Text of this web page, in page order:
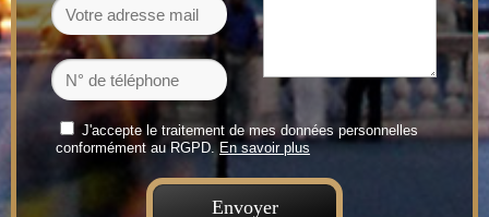
J'accepte le traitement de mes données personnelles
conformément au RGPD. En savoir plus